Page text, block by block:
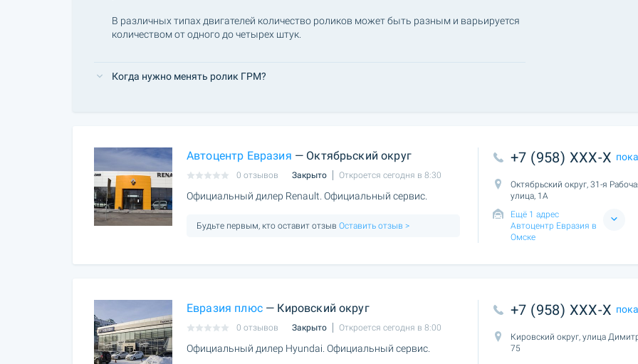
В различных типах двигателей количество роликов может быть разным и варьируется
количеством от одного до четырех штук.
Когда нужно менять ролик ГРМ?
Автоцентр Евразия — Октябрьский округ
0 отзывов Закрыто Откроется сегодня в 8:30
Официальный дилер Renault. Официальный сервис.
Будьте первым, кто оставит отзыв Оставить отзыв >
+7 (958) XXX-X
Октябрьский округ, 31-я
улица, 1А
Ещё 1 адрес
Автоцентр Евразия в
Омске
Евразия плюс— Кировский округ
0 отзывов Закрыто Откроется сегодня в 8:00
Официальный дилер Hyundai. Официальный сервис.
+7 (958) XXX-X
Кировский округ, улица
75